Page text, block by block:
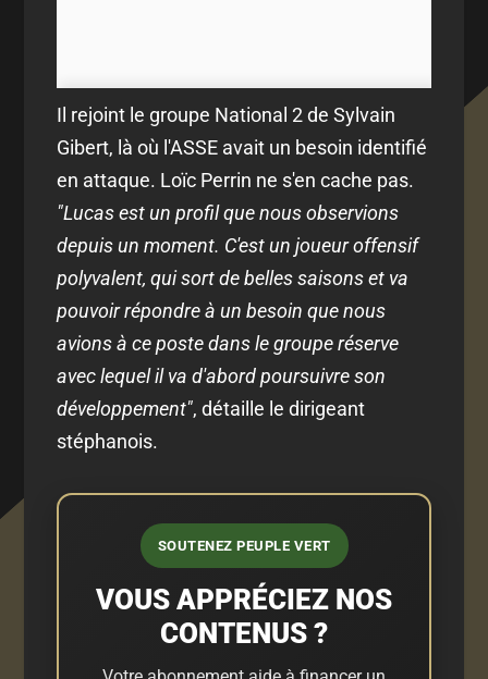
Il rejoint le groupe National 2 de Sylvain
Gibert, là où l'ASSE avait un besoin identifié
en attaque. Loïc Perrin ne s'en cache pas.
"Lucas est un profil que nous observions
depuis un moment. C'est un joueur offensif
polyvalent, qui sort de belles saisons et va
pouvoir répondre à un besoin que nous
avions à ce poste dans le groupe réserve
avec lequel il va d'abord poursuivre son
développement", détaille le dirigeant
stéphanois.
SOUTENEZ PEUPLE VERT
VOUS APPRÉCIEZ NOS
CONTENUS ?